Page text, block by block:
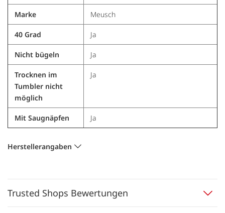
Marke Meusch
40 Grad Ja
Nicht bügeln Ja
Trocknen im
Tumbler nicht
möglich
Ja
Mit Saugnäpfen Ja
Herstellerangaben
Trusted Shops Bewertungen